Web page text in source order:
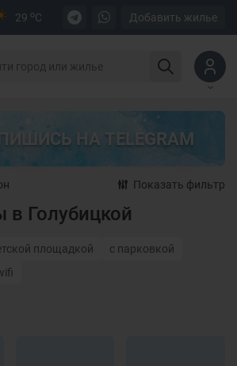
29 oC Добавить жилье
НА TELEGRAM
Показать фильтр
в Голубицкой
площадкой
с парковкой